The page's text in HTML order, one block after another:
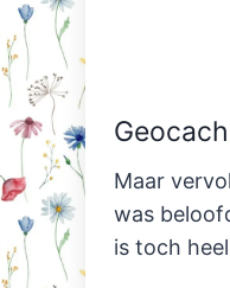
Maar
was
is toch